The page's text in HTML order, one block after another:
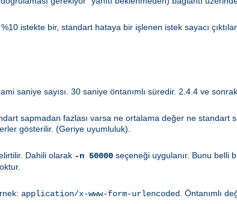
istekte bir, standart hataya bir işlenen istek sayacı çıktılar.
saniye sayısı. 30 saniye öntanımlı süredir. 2.4.4 ve
sapmadan fazlası varsa ne ortalama değer ne standart
gösterilir. (Geriye uyumluluk).
Dahili olarak -n 50000 seçeneği uygulanır. Bunu belli
application/x-www-form-urlencoded . Öntanımlı